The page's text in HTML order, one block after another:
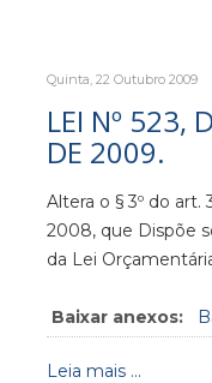
Quinta, 22 Outubro 2009
LEI Nº 523,
DE 2009.
Altera o § 3º do art.
2008, que Dispõe
da Lei
Baixar anexos:
Leia mais ...